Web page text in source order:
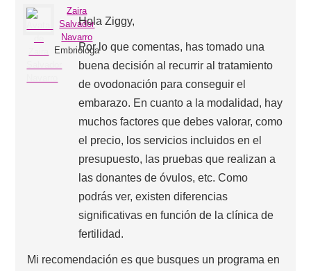
Zaira
Salvador
Navarro
Embrióloga
Hola Ziggy,
Por lo que comentas, has tomado una
buena decisión al recurrir al tratamiento
de ovodonación para conseguir el
embarazo. En cuanto a la modalidad, hay
muchos factores que debes valorar, como
el precio, los servicios incluidos en el
presupuesto, las pruebas que realizan a
las donantes de óvulos, etc. Como
podrás ver, existen diferencias
significativas en función de la clínica de
fertilidad.
Mi recomendación es que busques un programa en